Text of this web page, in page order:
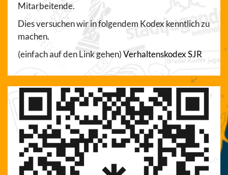
Mitarbeitende.
Dies versuchen wir in folgendem Kodex kenntlich zu
machen.
(einfach auf den Link gehen)Verhaltenskodex SJR